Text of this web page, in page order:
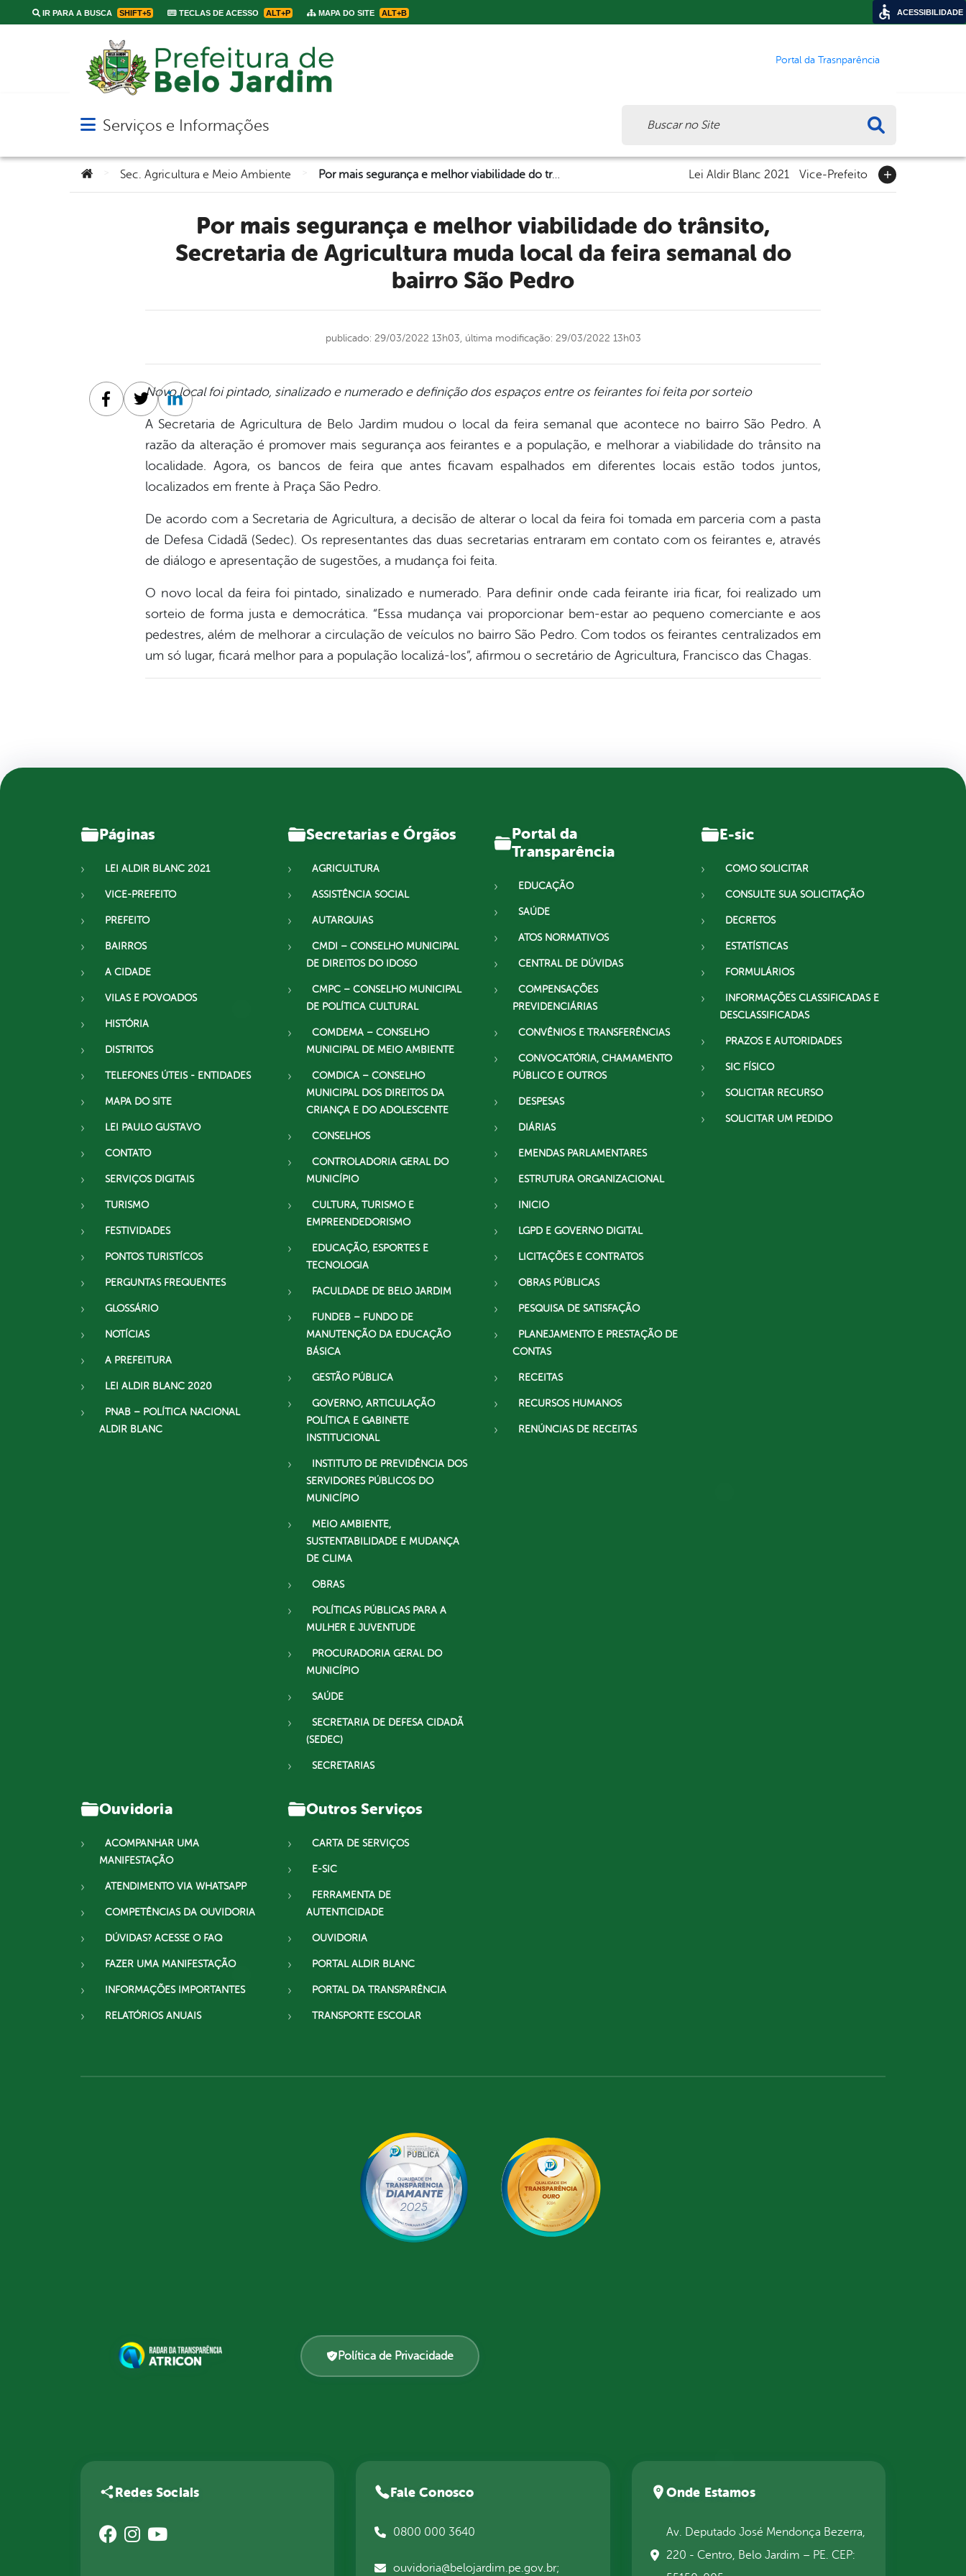
IR PARA A BUSCA SHIFT+5 TECLAS DE ACESSO ALT+P MAPA DO SITE ALT+B
Portal da Trasnparência
Abrir menu principal de navegação
Serviços e Informações
Você está aqui:Sec. Agricultura e Meio Ambiente Por mais segurança e melhor viabilidade do trânsito, Secretaria de Agricultura muda local da feira semanal do bairro São Pedro Lei Aldir Blanc 2021 Vice-Prefeito
Por mais segurança e melhor viabilidade do trânsito,
Secretaria de Agricultura muda local da feira semanal do
bairro São Pedro
publicado: 29/03/2022 13h03, última modificação: 29/03/2022 13h03
Novo local foi pintado, sinalizado e numerado e definição dos espaços entre os feirantes foi feita por sorteio
A Secretaria de Agricultura de Belo Jardim mudou o local da feira semanal que acontece no bairro São Pedro. A
razão da alteração é promover mais segurança aos feirantes e a população, e melhorar a viabilidade do trânsito na
localidade. Agora, os bancos de feira que antes ficavam espalhados em diferentes locais estão todos juntos,
localizados em frente à Praça São Pedro.
De acordo com a Secretaria de Agricultura, a decisão de alterar o local da feira foi tomada em parceria com a pasta
de Defesa Cidadã (Sedec). Os representantes das duas secretarias entraram em contato com os feirantes e, através
de diálogo e apresentação de sugestões, a mudança foi feita.
O novo local da feira foi pintado, sinalizado e numerado. Para definir onde cada feirante iria ficar, foi realizado um
sorteio de forma justa e democrática. “Essa mudança vai proporcionar bem-estar ao pequeno comerciante e aos
pedestres, além de melhorar a circulação de veículos no bairro São Pedro. Com todos os feirantes centralizados em
um só lugar, ficará melhor para a população localizá-los”, afirmou o secretário de Agricultura, Francisco das Chagas.
Facebook
TwitterLinkedin
Páginas
LEI ALDIR BLANC 2021
VICE-PREFEITO
PREFEITO
BAIRROS
A CIDADE
VILAS E POVOADOS
HISTÓRIA
DISTRITOS
TELEFONES ÚTEIS - ENTIDADES
MAPA DO SITE
LEI PAULO GUSTAVO
CONTATO
SERVIÇOS DIGITAIS
TURISMO
FESTIVIDADES
PONTOS TURISTÍCOS
PERGUNTAS FREQUENTES
GLOSSÁRIO
NOTÍCIAS
A PREFEITURA
LEI ALDIR BLANC 2020
PNAB – POLÍTICA NACIONAL
ALDIR BLANC
Secretarias e Órgãos
AGRICULTURA
ASSISTÊNCIA SOCIAL
AUTARQUIAS
CMDI – CONSELHO MUNICIPAL
DE DIREITOS DO IDOSO
CMPC – CONSELHO MUNICIPAL
DE POLÍTICA CULTURAL
COMDEMA – CONSELHO
MUNICIPAL DE MEIO AMBIENTE
COMDICA – CONSELHO
MUNICIPAL DOS DIREITOS DA
CRIANÇA E DO ADOLESCENTE
CONSELHOS
CONTROLADORIA GERAL DO
MUNICÍPIO
CULTURA, TURISMO E
EMPREENDEDORISMO
EDUCAÇÃO, ESPORTES E
TECNOLOGIA
FACULDADE DE BELO JARDIM
FUNDEB – FUNDO DE
MANUTENÇÃO DA EDUCAÇÃO
BÁSICA
GESTÃO PÚBLICA
GOVERNO, ARTICULAÇÃO
POLÍTICA E GABINETE
INSTITUCIONAL
INSTITUTO DE PREVIDÊNCIA DOS
SERVIDORES PÚBLICOS DO
MUNICÍPIO
MEIO AMBIENTE,
SUSTENTABILIDADE E MUDANÇA
DE CLIMA
OBRAS
POLÍTICAS PÚBLICAS PARA A
MULHER E JUVENTUDE
PROCURADORIA GERAL DO
MUNICÍPIO
SAÚDE
SECRETARIA DE DEFESA CIDADÃ
(SEDEC)
SECRETARIAS
Portal da
Transparência
EDUCAÇÃO
SAÚDE
ATOS NORMATIVOS
CENTRAL DE DÚVIDAS
COMPENSAÇÕES
PREVIDENCIÁRIAS
CONVÊNIOS E TRANSFERÊNCIAS
CONVOCATÓRIA, CHAMAMENTO
PÚBLICO E OUTROS
DESPESAS
DIÁRIAS
EMENDAS PARLAMENTARES
ESTRUTURA ORGANIZACIONAL
INICIO
LGPD E GOVERNO DIGITAL
LICITAÇÕES E CONTRATOS
OBRAS PÚBLICAS
PESQUISA DE SATISFAÇÃO
PLANEJAMENTO E PRESTAÇÃO DE
CONTAS
RECEITAS
RECURSOS HUMANOS
RENÚNCIAS DE RECEITAS
E-sic
COMO SOLICITAR
CONSULTE SUA SOLICITAÇÃO
DECRETOS
ESTATÍSTICAS
FORMULÁRIOS
INFORMAÇÕES CLASSIFICADAS E
DESCLASSIFICADAS
PRAZOS E AUTORIDADES
SIC FÍSICO
SOLICITAR RECURSO
SOLICITAR UM PEDIDO
Ouvidoria
ACOMPANHAR UMA
MANIFESTAÇÃO
ATENDIMENTO VIA WHATSAPP
COMPETÊNCIAS DA OUVIDORIA
DÚVIDAS? ACESSE O FAQ
FAZER UMA MANIFESTAÇÃO
INFORMAÇÕES IMPORTANTES
RELATÓRIOS ANUAIS
Outros Serviços
CARTA DE SERVIÇOS
E-SIC
FERRAMENTA DE
AUTENTICIDADE
OUVIDORIA
PORTAL ALDIR BLANC
PORTAL DA TRANSPARÊNCIA
TRANSPORTE ESCOLAR
Política de Privacidade
Redes Sociais Fale Conosco
0800 000 3640
ouvidoria@belojardim.pe.gov.br;
Onde Estamos
Av. Deputado José Mendonça Bezerra,
220 - Centro, Belo Jardim – PE. CEP:
ACESSIBILIDADE